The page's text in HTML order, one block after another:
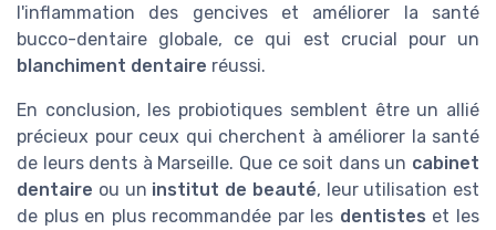
l'inflammation des gencives et améliorer la santé
bucco-dentaire globale, ce qui est crucial pour un
blanchiment dentaire réussi.
En conclusion, les probiotiques semblent être un allié
précieux pour ceux qui cherchent à améliorer la santé
de leurs dents à Marseille. Que ce soit dans un cabinet
dentaire ou un institut de beauté, leur utilisation est
de plus en plus recommandée par les dentistes et les